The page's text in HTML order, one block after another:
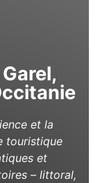
et la
touristique
et
– littoral,